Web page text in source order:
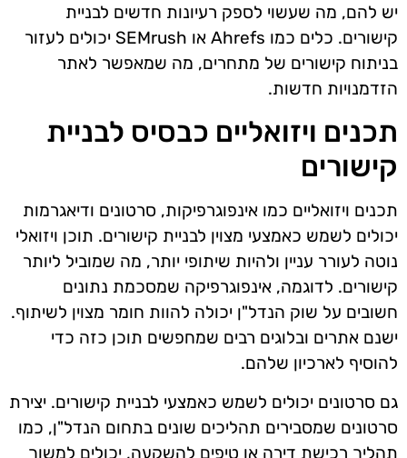
יש להם, מה שעשוי לספק רעיונות חדשים לבניית
קישורים. כלים כמו Ahrefs או SEMrush יכולים לעזור
בניתוח קישורים של מתחרים, מה שמאפשר לאתר
הזדמנויות חדשות.
תכנים ויזואליים כבסיס לבניית
קישורים
תכנים ויזואליים כמו אינפוגרפיקות, סרטונים ודיאגרמות
יכולים לשמש כאמצעי מצוין לבניית קישורים. תוכן ויזואלי
נוטה לעורר עניין ולהיות שיתופי יותר, מה שמוביל ליותר
קישורים. לדוגמה, אינפוגרפיקה שמסכמת נתונים
חשובים על שוק הנדל"ן יכולה להוות חומר מצוין לשיתוף.
ישנם אתרים ובלוגים רבים שמחפשים תוכן כזה כדי
להוסיף לארכיון שלהם.
גם סרטונים יכולים לשמש כאמצעי לבניית קישורים. יצירת
סרטונים שמסבירים תהליכים שונים בתחום הנדל"ן, כמו
תהליך רכישת דירה או טיפים להשקעה, יכולים למשוך